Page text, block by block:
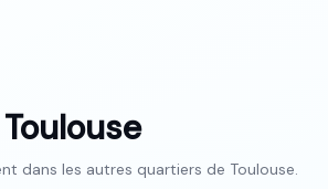
Toulouse
dans les autres quartiers de Toulouse.